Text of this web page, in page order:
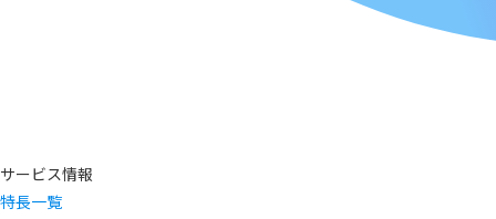
サービス情報
特長一覧